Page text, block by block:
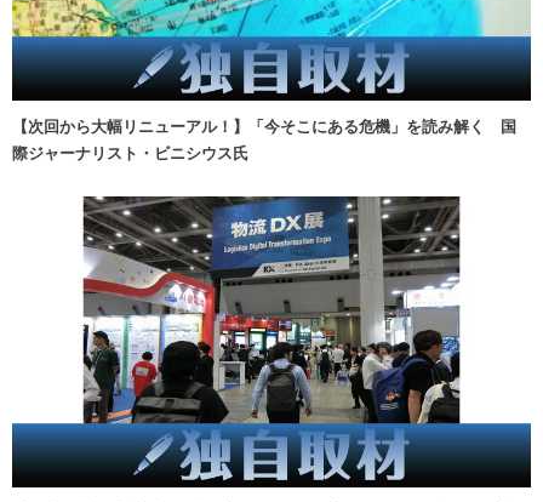
【次回から大幅リニューアル！】「今そこにある危機」を読み解く 国
際ジャーナリスト・ビニシウス氏